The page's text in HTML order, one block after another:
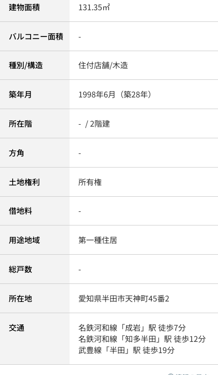
建物面積 131.35㎡
バルコニー面積 -
種別/構造 住付店舗/木造
築年月 1998年6月（築28年）
所在階 - / 2階建
方角 -
土地権利 所有権
借地料 -
用途地域 第一種住居
総戸数 -
所在地 愛知県半田市天神町45番2
交通 名鉄河和線 「成岩 」駅 徒歩7分
名鉄河和線 「知多半田 」駅 徒歩12分
武豊線 「半田 」駅 徒歩19分